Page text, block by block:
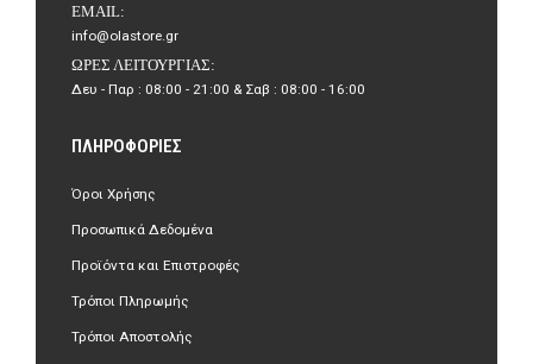
EMAIL:
info@olastore.gr
ΏΡΕΣ ΛΕΙΤΟΥΡΓΊΑΣ:
Δευ - Παρ : 08:00 - 21:00 & Σαβ : 08:00 - 16:00
ΠΛΗΡΟΦΟΡΊΕΣ
Όροι Χρήσης
Προσωπικά Δεδομένα
Προϊόντα και Επιστροφές
Τρόποι Πληρωμής
Τρόποι Αποστολής